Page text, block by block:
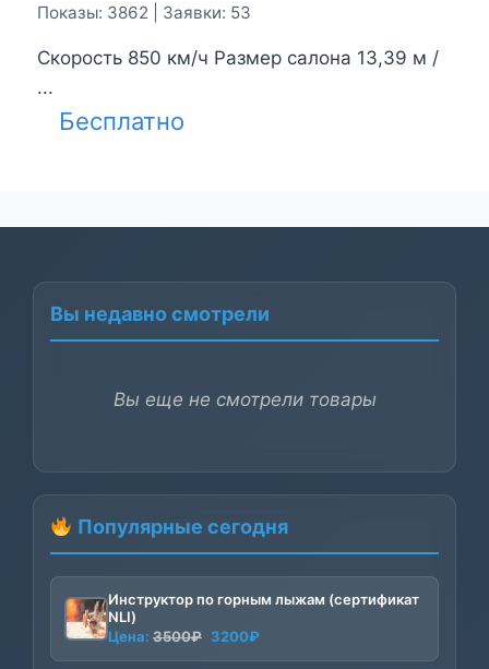
Показы: 3862 | Заявки: 53
Скорость 850 км/ч Размер салона 13,39 м /
...
Бесплатно
Вы недавно смотрели
Вы еще не смотрели товары
Популярные сегодня
Инструктор по горным лыжам (сертификат
NLI)
Цена: 3500₽ Первоначальная
цена
3200₽
цена: